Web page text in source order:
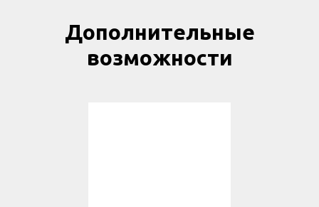
Дополнительные
возможности